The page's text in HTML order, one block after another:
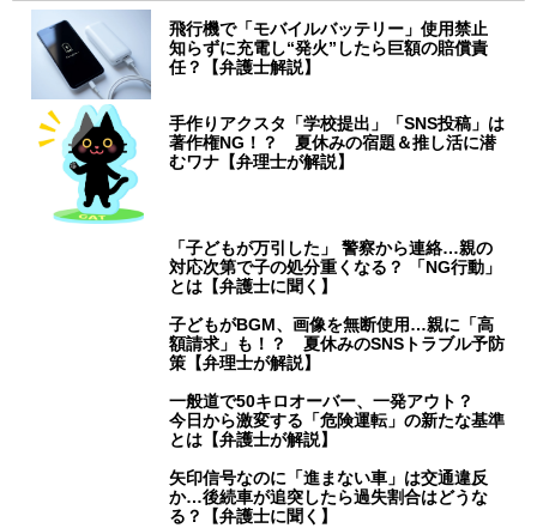
飛行機で「モバイルバッテリー」使用禁止
知らずに充電し“発火”したら巨額の賠償責
任？【弁護士解説】
手作りアクスタ「学校提出」「SNS投稿」は
著作権NG！？ 夏休みの宿題＆推し活に潜
むワナ【弁理士が解説】
「子どもが万引した」 警察から連絡…親の
対応次第で子の処分重くなる？ 「NG行動」
とは【弁護士に聞く】
子どもがBGM、画像を無断使用…親に「高
額請求」も！？ 夏休みのSNSトラブル予防
策【弁理士が解説】
一般道で50キロオーバー、一発アウト？
今日から激変する「危険運転」の新たな基準
とは【弁護士が解説】
矢印信号なのに「進まない車」は交通違反
か…後続車が追突したら過失割合はどうな
る？【弁護士に聞く】